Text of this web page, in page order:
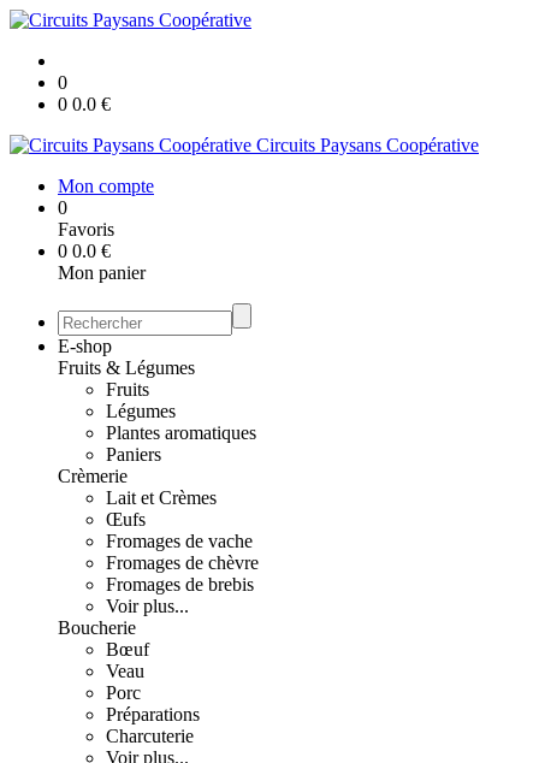
0
0 0.0 €
Circuits Paysans Coopérative
Mon compte
0
Favoris
0 0.0 €
Mon panier
E-shop
Fruits & Légumes
Fruits
Légumes
Plantes aromatiques
Paniers
Crèmerie
Lait et Crèmes
Œufs
Fromages de vache
Fromages de chèvre
Fromages de brebis
Voir plus...
Boucherie
Bœuf
Veau
Porc
Préparations
Charcuterie
Voir plus...